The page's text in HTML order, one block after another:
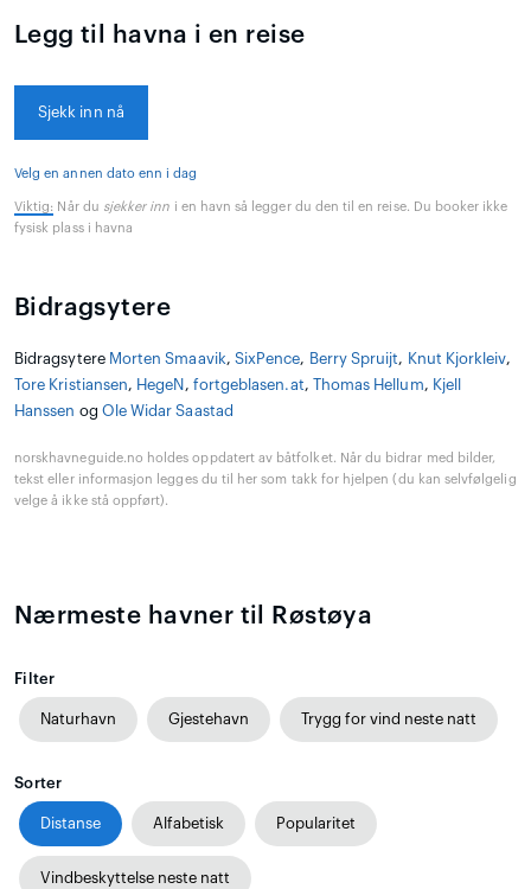
Legg til havna i en reise
Sjekk inn nå
Velg en annen dato enn i dag
Viktig: Når du sjekker inn i en havn så legger du den til en reise. Du booker ikke
fysisk plass i havna
Bidragsytere
Bidragsytere Morten Smaavik, SixPence, Berry Spruijt, Knut Kjorkleiv,
Tore Kristiansen, HegeN , fortgeblasen.at, Thomas Hellum, Kjell
Hanssen og Ole Widar Saastad
norskhavneguide.no holdes oppdatert av båtfolket. Når du bidrar med bilder,
tekst eller informasjon legges du til her som takk for hjelpen (du kan selvfølgelig
velge å ikke stå oppført).
Nærmeste havner til Røstøya
Filter
Naturhavn Gjestehavn Trygg for vind neste natt
Sorter
Distanse Alfabetisk Popularitet
Vindbeskyttelse neste natt